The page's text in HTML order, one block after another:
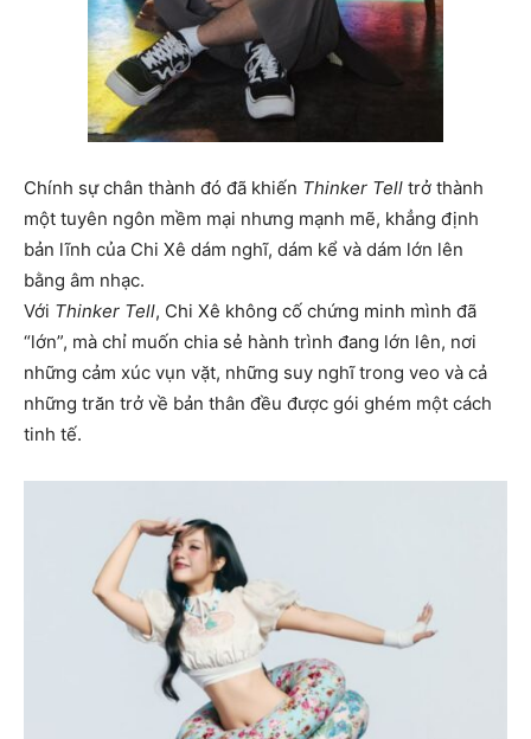
Chính sự chân thành đó đã khiến Thinker Tell trở thành
một tuyên ngôn mềm mại nhưng mạnh mẽ, khẳng định
bản lĩnh của Chi Xê dám nghĩ, dám kể và dám lớn lên
bằng âm nhạc.
Với Thinker Tell, Chi Xê không cố chứng minh mình đã
“lớn”, mà chỉ muốn chia sẻ hành trình đang lớn lên, nơi
những cảm xúc vụn vặt, những suy nghĩ trong veo và cả
những trăn trở về bản thân đều được gói ghém một cách
tinh tế.